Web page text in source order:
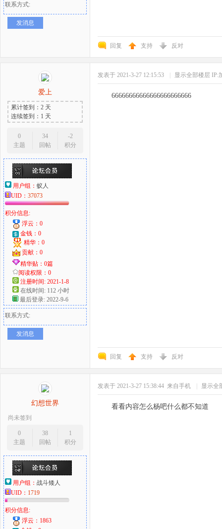
联系方式:
发消息
回复 支持 反对
爱上
累计签到：2 天
连续签到：1 天
0
主题
34
回帖
-2
积分
用户组： 蚁人
UID： 37073
积分信息:
浮云：0
金钱：0
精华：0
贡献：0
精华贴：0篇
阅读权限：0
注册时间: 2021-1-8
在线时间: 112 小时
最后登录: 2022-9-6
联系方式:
发消息
发表于 2021-3-27 12:15:53 显示全部楼层 IP:
66666666666666666666666
回复 支持 反对
幻想世界
尚未签到
0
主题
38
回帖
1
积分
用户组： 战斗矮人
UID： 1719
积分信息:
浮云：1863
发表于 2021-3-27 15:38:44 来自手机 显示全
看看内容怎么杨吧什么都不知道